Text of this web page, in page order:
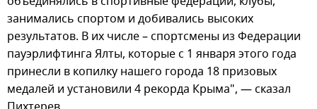
занимались спортом и добивались высоких
результатов. В их числе – спортсмены из Федерации
пауэрлифтинга Ялты, которые с 1 января этого года
принесли в копилку нашего города 18 призовых
медалей и установили 4 рекорда Крыма", — сказал